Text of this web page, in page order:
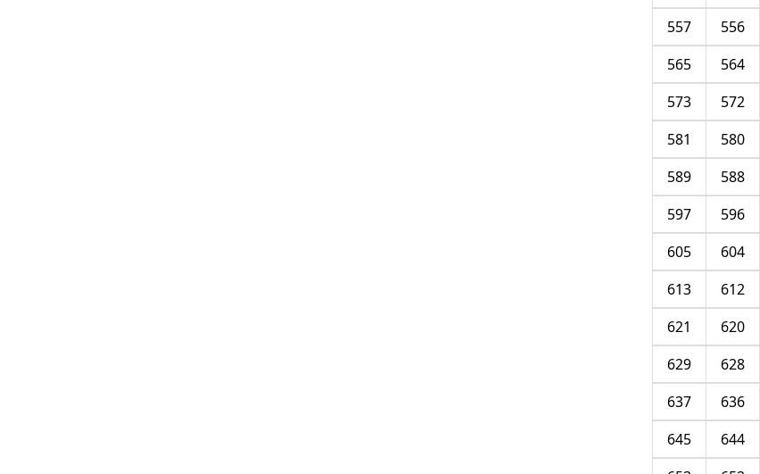
556
557
564
565
572
573
580
581
588
589
596
597
604
605
612
613
620
621
628
629
636
637
644
645